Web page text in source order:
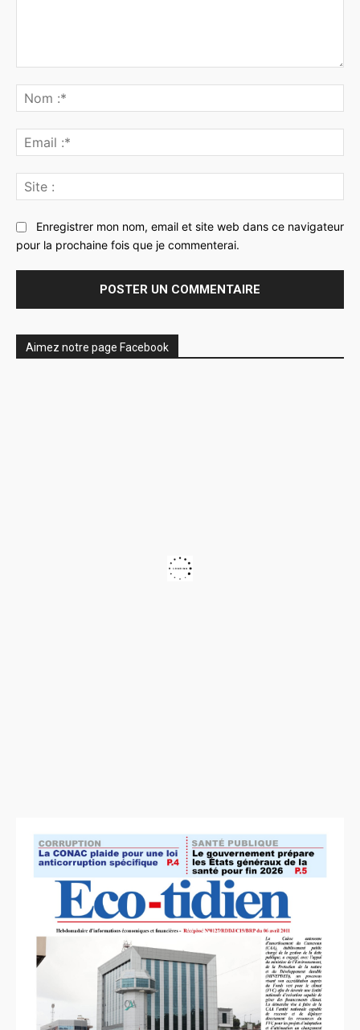
:*
:*
:
Enregistrer mon nom, email et site web dans ce navigateur
pour la prochaine fois que je commenterai.
Aimez notre page Facebook